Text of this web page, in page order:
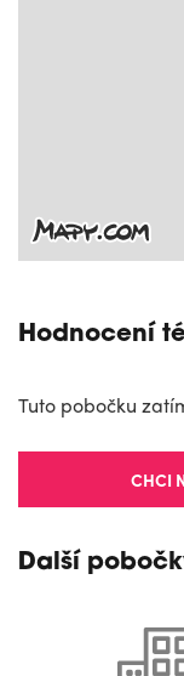
Hodnocení
Tuto pobočku
CHCI
Další